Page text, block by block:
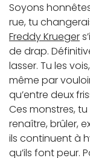
Soyons
rue, tu
Freddy Krueger
de drap.
lasser. Tu les
même par
qu’entre deux
Ces monstres,
renaître, brûler,
ils continuent à
qu’ils font peur.